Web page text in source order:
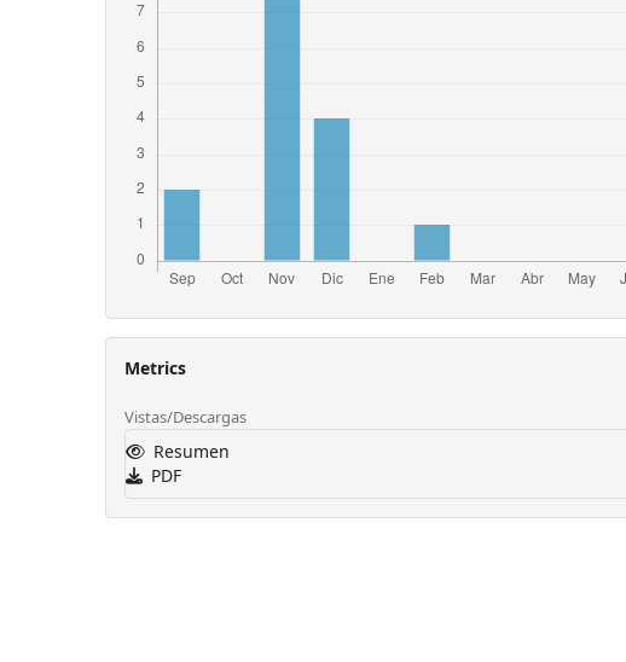
Metrics
Vistas/Descargas
Resumen
PDF